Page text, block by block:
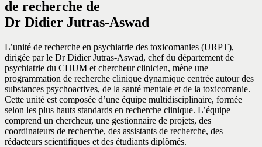
de recherche de
Dr Didier Jutras-Aswad
L’unité de recherche en psychiatrie des toxicomanies (URPT),
dirigée par le Dr Didier Jutras-Aswad, chef du département de
psychiatrie du CHUM et chercheur clinicien, mène une
programmation de recherche clinique dynamique centrée autour des
substances psychoactives, de la santé mentale et de la toxicomanie.
Cette unité est composée d’une équipe multidisciplinaire, formée
selon les plus hauts standards en recherche clinique. L’équipe
comprend un chercheur, une gestionnaire de projets, des
coordinateurs de recherche, des assistants de recherche, des
rédacteurs scientifiques et des étudiants diplômés.